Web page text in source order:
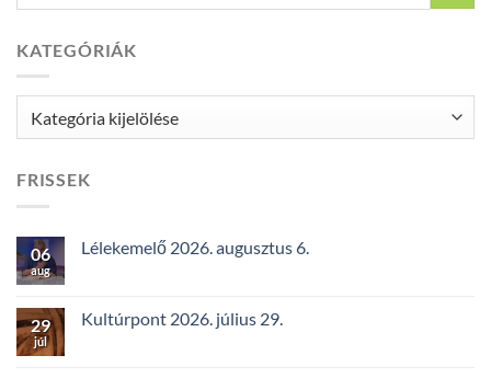
KATEGÓRIÁK
FRISSEK
06
aug
Lélekemelő 2026. augusztus 6.
29
júl
Kultúrpont 2026. július 29.